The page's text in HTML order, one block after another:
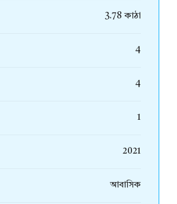
3.78 কাঠা
4
4
1
2021
আবাসিক